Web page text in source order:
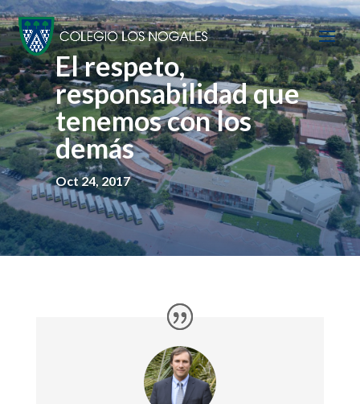
El respeto,
responsabilidad que
tenemos con los
demás
Oct 24, 2017